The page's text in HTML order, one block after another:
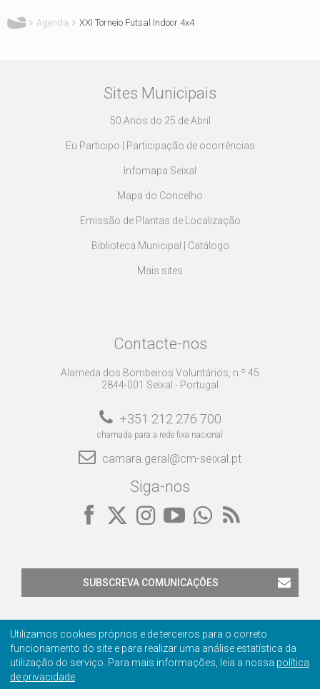
Agenda XXI Torneio Futsal Indoor 4x4
Sites Municipais
50 Anos do 25 de Abril
Eu Participo | Participação de ocorrências
Infomapa Seixal
Mapa do Concelho
Emissão de Plantas de Localização
Biblioteca Municipal | Catálogo
Mais sites
Contacte-nos
Alameda dos Bombeiros Voluntários, n.º 45
2844-001 Seixal - Portugal
+351 212 276 700
chamada para a rede fixa nacional
camara.geral@cm-seixal.pt
Siga-nos
SUBSCREVA COMUNICAÇÕES
Contactos
Utilizamos cookies próprios e de terceiros para o correto
funcionamento do site e para realizar uma análise estatística da
utilização do serviço. Para mais informações, leia a nossa política
de privacidade